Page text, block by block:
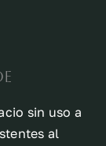
sin uso a
al